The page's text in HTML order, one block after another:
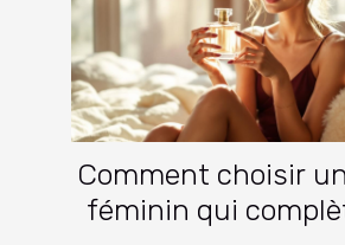
Comment choisir
féminin qui